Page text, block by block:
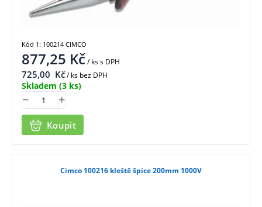
877,25 Kč/ kss DPH
725,00 Kč/ ks bez DPH
Skladem (3 ks)
Koupit
Kód 1: 100214 CIMCO
Cimco 100216 kleště špice 200mm 1000V